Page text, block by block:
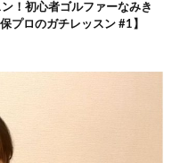
！初心者ゴルファーなみき
プロのガチレッスン #1】